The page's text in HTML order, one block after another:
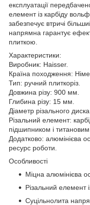
експлуатації
елемент із карбіду
забезпечує втричі
напрямна гарантує
плиткою.
Характеристики:
Виробник: Haisser.
Країна походження:
Тип: ручний плиткоріз.
Довжина різу: 900 мм.
Глибина різу: 15 мм.
Діаметр різального
Різальний елемент:
підшипником і
Додатково: алюмінієва
ресурс роботи.
Особливості
Міцна алюмінієва
Різальний елемент
Суцільнолита